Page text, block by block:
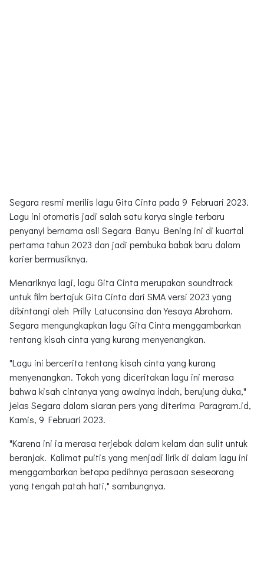
Segara resmi merilis lagu Gita Cinta pada 9 Februari 2023.
Lagu ini otomatis jadi salah satu karya single terbaru
penyanyi bernama asli Segara Banyu Bening ini di kuartal
pertama tahun 2023 dan jadi pembuka babak baru dalam
karier bermusiknya.
Menariknya lagi, lagu Gita Cinta merupakan soundtrack
untuk film bertajuk Gita Cinta dari SMA versi 2023 yang
dibintangi oleh Prilly Latuconsina dan Yesaya Abraham.
Segara mengungkapkan lagu Gita Cinta menggambarkan
tentang kisah cinta yang kurang menyenangkan.
"Lagu ini bercerita tentang kisah cinta yang kurang
menyenangkan. Tokoh yang diceritakan lagu ini merasa
bahwa kisah cintanya yang awalnya indah, berujung duka,"
jelas Segara dalam siaran pers yang diterima Paragram.id,
Kamis, 9 Februari 2023.
"Karena ini ia merasa terjebak dalam kelam dan sulit untuk
beranjak. Kalimat puitis yang menjadi lirik di dalam lagu ini
menggambarkan betapa pedihnya perasaan seseorang
yang tengah patah hati," sambungnya.